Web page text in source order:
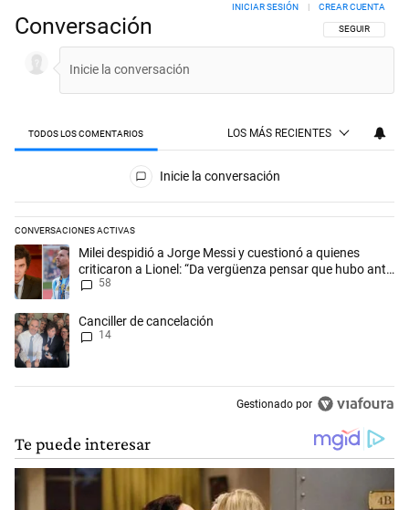
Conversación SIGA ESTA
SEGUIR
INICIAR SESIÓN | CREAR CUENTA
TODOS LOS COMENTARIOS LOS MÁS RECIENTES
Todos los comentarios
Inicie la conversación
CONVERSACIONES ACTIVAS
Este listado muestra los artículos con más comentarios en los
Un artículo de tendencia con el título "Milei despidió a Jorge Messi y
Milei despidió a Jorge Messi y cuestionó a quienes
criticaron a Lionel: “Da vergüenza pensar que hubo anti-
Messi”
58
Un artículo de tendencia con el título "Canciller de cancelación" con
Canciller de cancelación
14
Gestionado por